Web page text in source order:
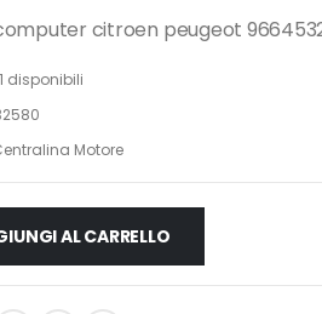
citroen peugeot
1 disponibili
Motore
AL CARRELLO